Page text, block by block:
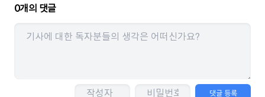
0개의 댓글
댓글 등록